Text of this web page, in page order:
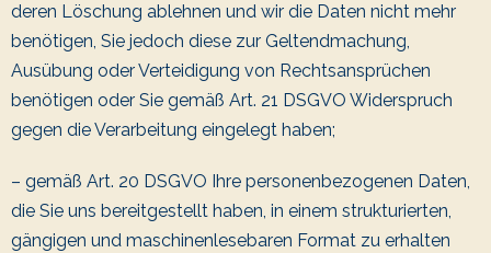
deren Löschung ablehnen und wir die Daten nicht mehr
benötigen, Sie jedoch diese zur Geltendmachung,
Ausübung oder Verteidigung von Rechtsansprüchen
benötigen oder Sie gemäß Art. 21 DSGVO Widerspruch
gegen die Verarbeitung eingelegt haben;
– gemäß Art. 20 DSGVO Ihre personenbezogenen Daten,
die Sie uns bereitgestellt haben, in einem strukturierten,
gängigen und maschinenlesebaren Format zu erhalten